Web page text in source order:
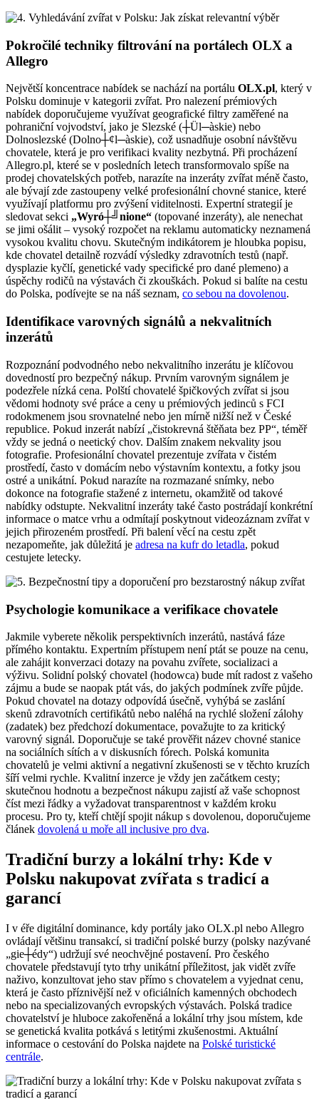
Pokročilé techniky filtrování na portálech OLX a
Allegro
Největší koncentrace nabídek se nachází na portálu OLX.pl, který v
Polsku dominuje v kategorii zvířat. Pro nalezení prémiových
nabídek doporučujeme využívat geografické filtry zaměřené na
pohraniční vojvodství, jako je Slezské (┼Ül─àskie) nebo
Dolnoslezské (Dolno┼¢l─àskie), což usnadňuje osobní návštěvu
chovatele, která je pro verifikaci kvality nezbytná. Při procházení
Allegro.pl, které se v posledních letech transformovalo spíše na
prodej chovatelských potřeb, narazíte na inzeráty zvířat méně často,
ale bývají zde zastoupeny velké profesionální chovné stanice, které
využívají platformu pro zvýšení viditelnosti. Expertní strategií je
sledovat sekci „Wyró┼╝nione“ (topované inzeráty), ale nenechat
se jimi ošálit – vysoký rozpočet na reklamu automaticky neznamená
vysokou kvalitu chovu. Skutečným indikátorem je hloubka popisu,
kde chovatel detailně rozvádí výsledky zdravotních testů (např.
dysplazie kyčlí, genetické vady specifické pro dané plemeno) a
úspěchy rodičů na výstavách či zkouškách. Pokud si balíte na cestu
do Polska, podívejte se na náš seznam, co sebou na dovolenou.
Identifikace varovných signálů a nekvalitních
inzerátů
Rozpoznání podvodného nebo nekvalitního inzerátu je klíčovou
dovedností pro bezpečný nákup. Prvním varovným signálem je
podezřele nízká cena. Polští chovatelé špičkových zvířat si jsou
vědomi hodnoty své práce a ceny u prémiových jedinců s FCI
rodokmenem jsou srovnatelné nebo jen mírně nižší než v České
republice. Pokud inzerát nabízí „čistokrevná štěňata bez PP“, téměř
vždy se jedná o neetický chov. Dalším znakem nekvality jsou
fotografie. Profesionální chovatel prezentuje zvířata v čistém
prostředí, často v domácím nebo výstavním kontextu, a fotky jsou
ostré a unikátní. Pokud narazíte na rozmazané snímky, nebo
dokonce na fotografie stažené z internetu, okamžitě od takové
nabídky odstupte. Nekvalitní inzeráty také často postrádají konkrétní
informace o matce vrhu a odmítají poskytnout videozáznam zvířat v
jejich přirozeném prostředí. Při balení věcí na cestu zpět
nezapomeňte, jak důležitá je adresa na kufr do letadla, pokud
cestujete letecky.
Psychologie komunikace a verifikace chovatele
Jakmile vyberete několik perspektivních inzerátů, nastává fáze
přímého kontaktu. Expertním přístupem není ptát se pouze na cenu,
ale zahájit konverzaci dotazy na povahu zvířete, socializaci a
výživu. Solidní polský chovatel (hodowca) bude mít radost z vašeho
zájmu a bude se naopak ptát vás, do jakých podmínek zvíře půjde.
Pokud chovatel na dotazy odpovídá úsečně, vyhýbá se zaslání
skenů zdravotních certifikátů nebo naléhá na rychlé složení zálohy
(zadatek) bez předchozí dokumentace, považujte to za kritický
varovný signál. Doporučuje se také prověřit název chovné stanice
na sociálních sítích a v diskusních fórech. Polská komunita
chovatelů je velmi aktivní a negativní zkušenosti se v těchto kruzích
šíří velmi rychle. Kvalitní inzerce je vždy jen začátkem cesty;
skutečnou hodnotu a bezpečnost nákupu zajistí až vaše schopnost
číst mezi řádky a vyžadovat transparentnost v každém kroku
procesu. Pro ty, kteří chtějí spojit nákup s dovolenou, doporučujeme
článek dovolená u moře all inclusive pro dva.
Tradiční burzy a lokální trhy: Kde v
Polsku nakupovat zvířata s tradicí a
garancí
I v éře digitální dominance, kdy portály jako OLX.pl nebo Allegro
ovládají většinu transakcí, si tradiční polské burzy (polsky nazývané
„gie┼édy“) udržují své neochvějné postavení. Pro českého
chovatele představují tyto trhy unikátní příležitost, jak vidět zvíře
naživo, konzultovat jeho stav přímo s chovatelem a vyjednat cenu,
která je často příznivější než v oficiálních kamenných obchodech
nebo na specializovaných evropských výstavách. Polská tradice
chovatelství je hluboce zakořeněná a lokální trhy jsou místem, kde
se genetická kvalita potkává s letitými zkušenostmi. Aktuální
informace o cestování do Polska najdete na Polské turistické
centrále.